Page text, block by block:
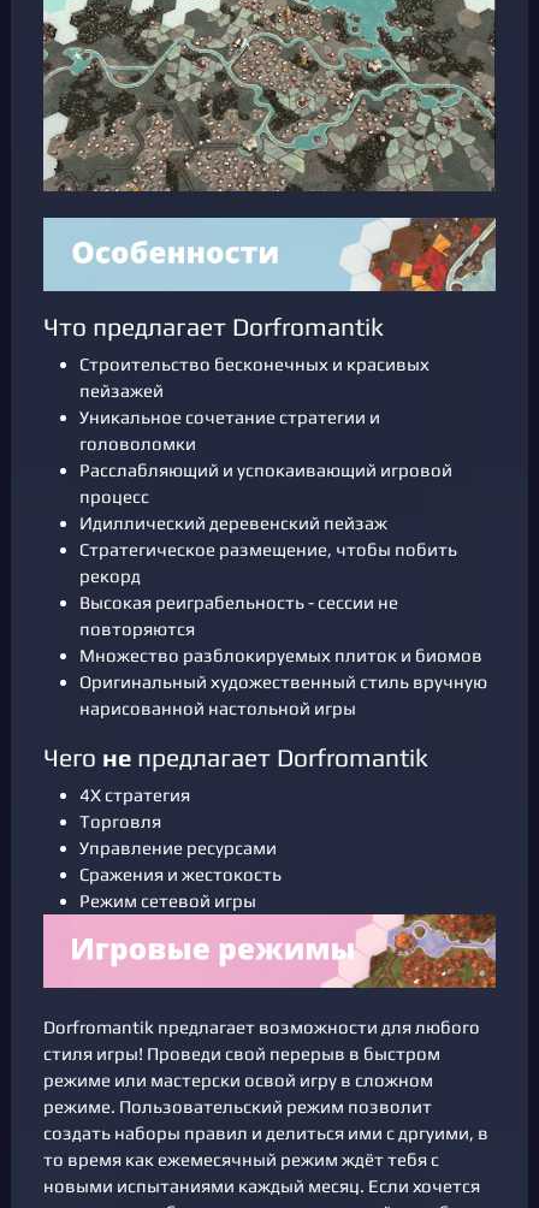
Что предлагает Dorfromantik
Строительство бесконечных и красивых
пейзажей
Уникальное сочетание стратегии и
головоломки
Расслабляющий и успокаивающий игровой
процесс
Идиллический деревенский пейзаж
Стратегическое размещение, чтобы побить
рекорд
Высокая реиграбельность - сессии не
повторяются
Множество разблокируемых плиток и биомов
Оригинальный художественный стиль вручную
нарисованной настольной игры
Чего не предлагает Dorfromantik
4X стратегия
Торговля
Управление ресурсами
Сражения и жестокость
Режим сетевой игры
Dorfromantik предлагает возможности для любого
стиля игры! Проведи свой перерыв в быстром
режиме или мастерски освой игру в сложном
режиме. Пользовательский режим позволит
создать наборы правил и делиться ими с дргуими, в
то время как ежемесячный режим ждёт тебя с
новыми испытаниями каждый месяц. Если хочется